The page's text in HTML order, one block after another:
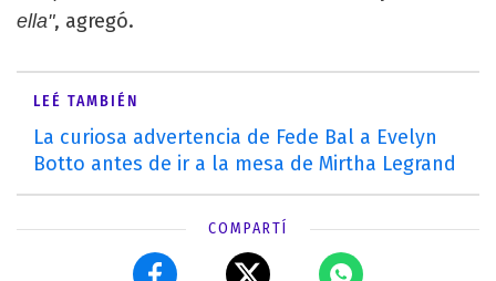
ella", agregó.
LEÉ TAMBIÉN
La curiosa advertencia de Fede Bal a Evelyn
Botto antes de ir a la mesa de Mirtha Legrand
COMPARTÍ